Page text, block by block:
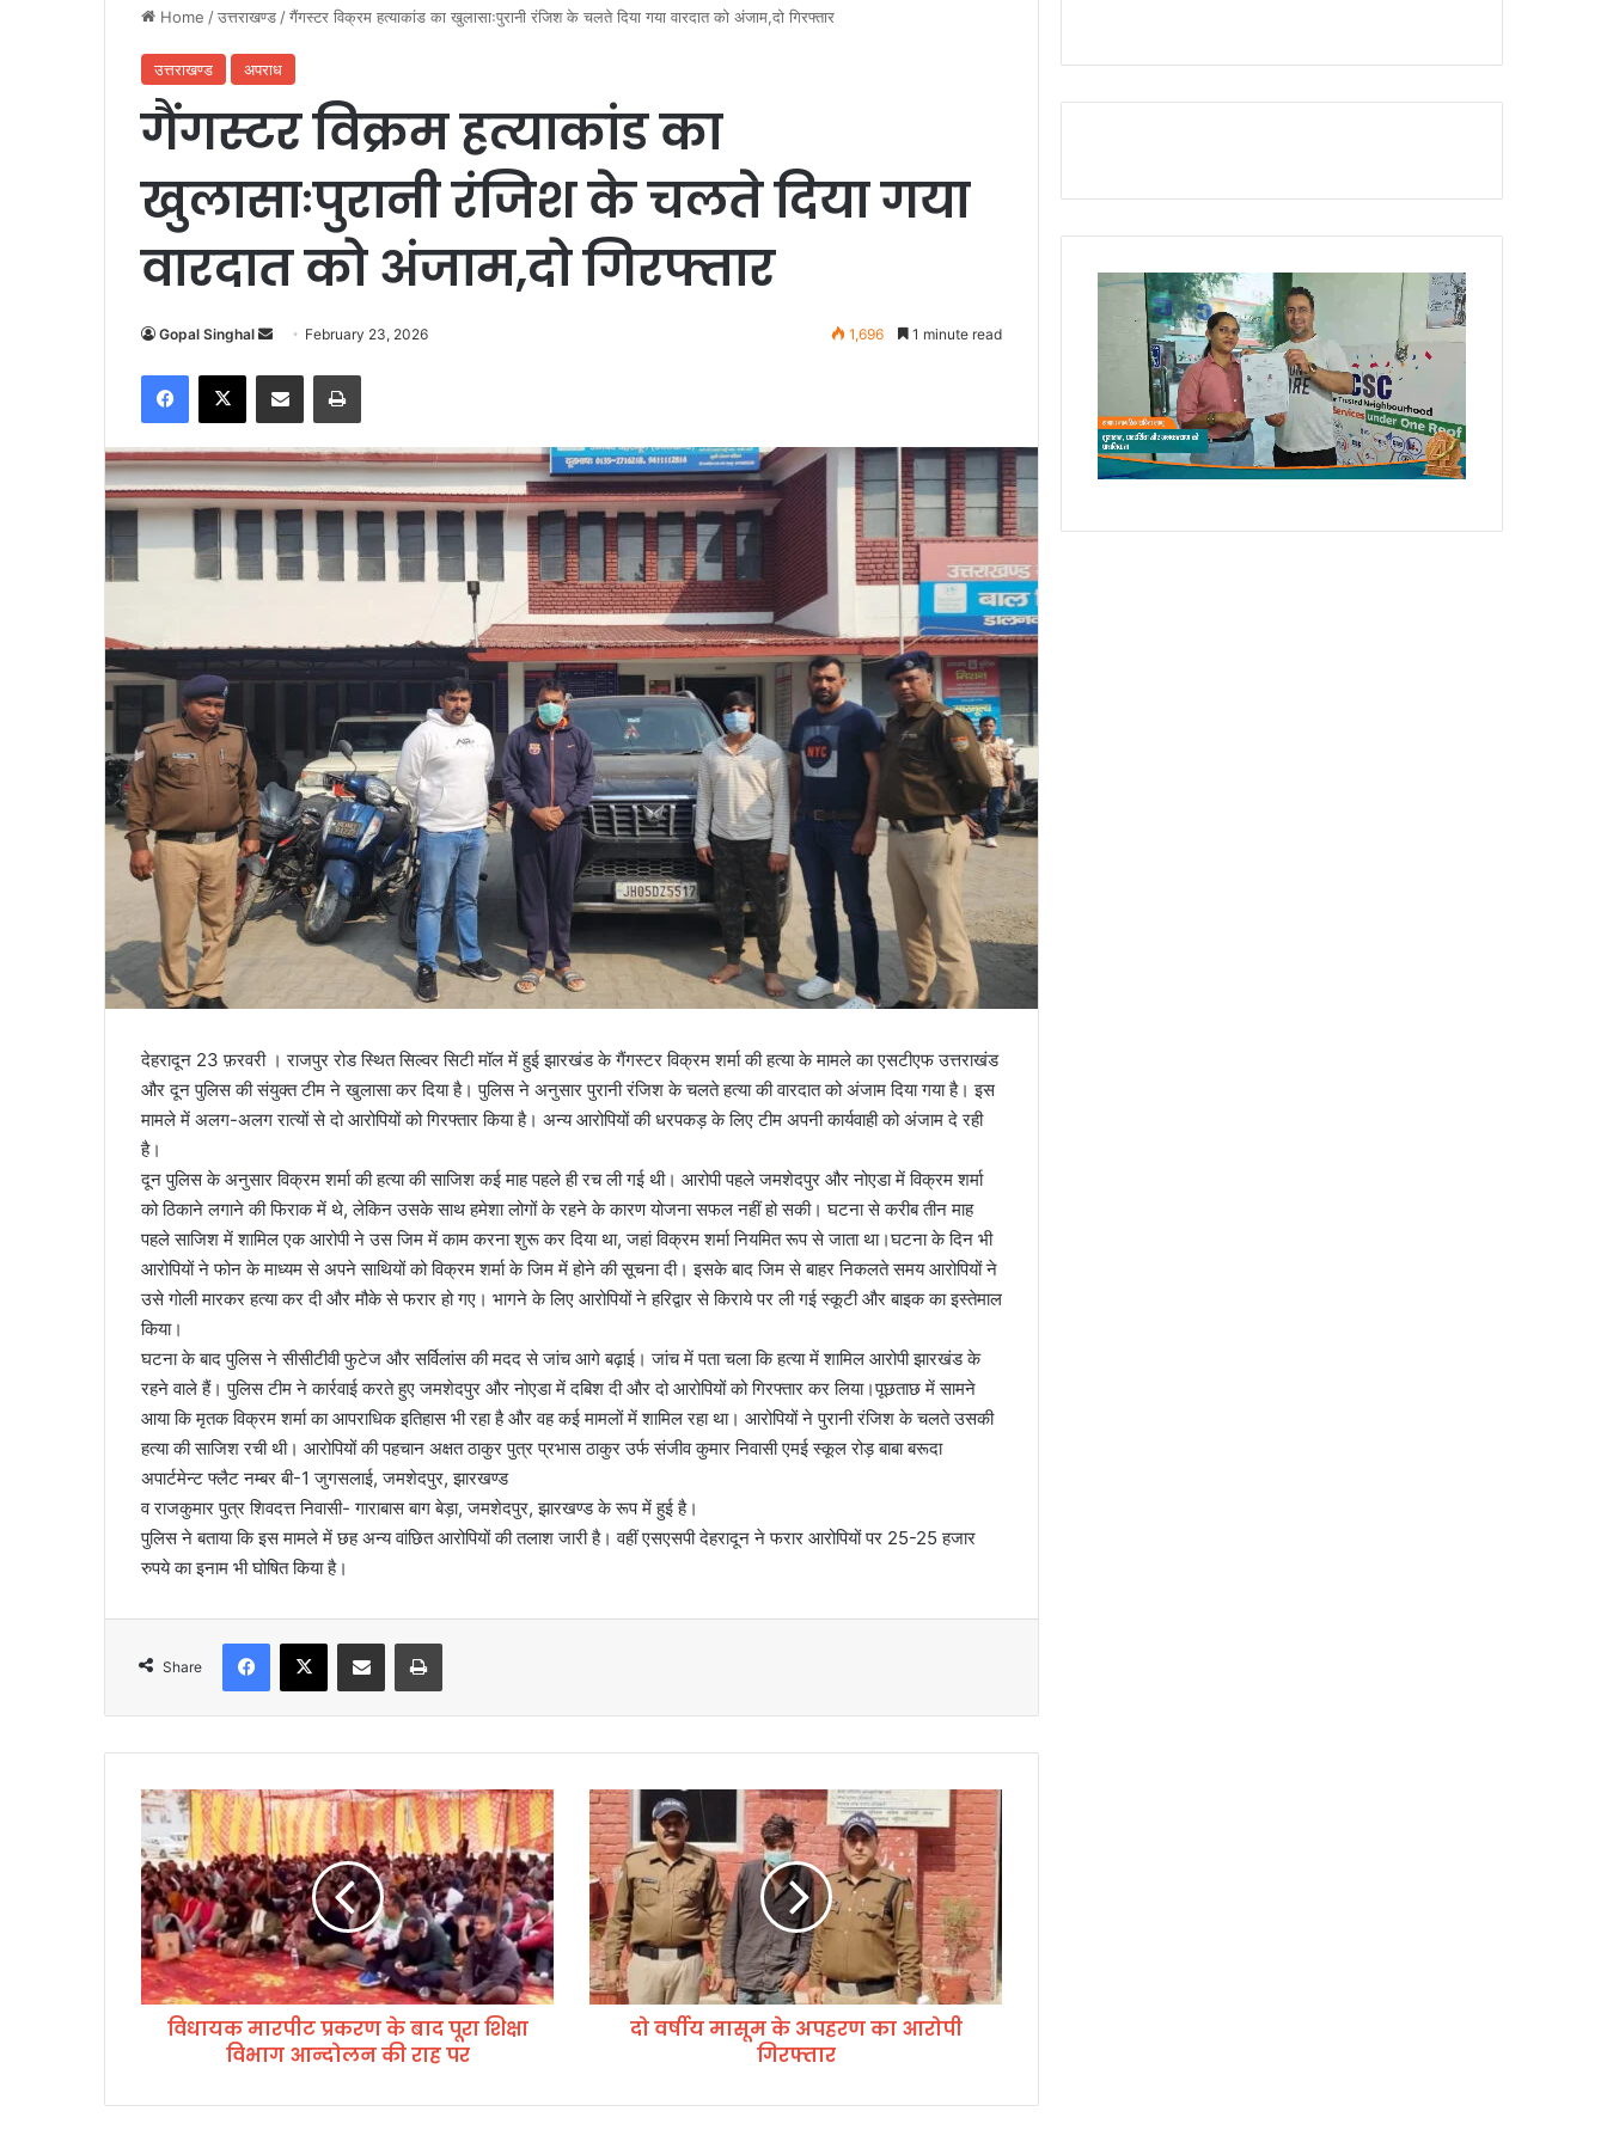
Home /उत्तराखण्ड /गैंगस्टर विक्रम हत्याकांड का खुलासाःपुरानी रंजिश के चलते दिया गया वारदात को अंजाम,दो गिरफ्तार
उत्तराखण्ड अपराध
गैंगस्टर विक्रम हत्याकांड का
खुलासाःपुरानी रंजिश के चलते दिया गया
वारदात को अंजाम,दो गिरफ्तार
Gopal Singhal
n
d
a
n
e
m
a
February 23, 2026 1,696 1 minute read
देहरादून 23 फ़रवरी । राजपुर रोड स्थित सिल्वर सिटी मॉल में हुई झारखंड के गैंगस्टर विक्रम शर्मा की हत्या के मामले का एसटीएफ उत्तराखंड
और दून पुलिस की संयुक्त टीम ने खुलासा कर दिया है। पुलिस ने अनुसार पुरानी रंजिश के चलते हत्या की वारदात को अंजाम दिया गया है। इस
मामले में अलग-अलग रात्यों से दो आरोपियों को गिरफ्तार किया है। अन्य आरोपियों की धरपकड़ के लिए टीम अपनी कार्यवाही को अंजाम दे रही
है।
दून पुलिस के अनुसार विक्रम शर्मा की हत्या की साजिश कई माह पहले ही रच ली गई थी। आरोपी पहले जमशेदपुर और नोएडा में विक्रम शर्मा
को ठिकाने लगाने की फिराक में थे, लेकिन उसके साथ हमेशा लोगों के रहने के कारण योजना सफल नहीं हो सकी। घटना से करीब तीन माह
पहले साजिश में शामिल एक आरोपी ने उस जिम में काम करना शुरू कर दिया था, जहां विक्रम शर्मा नियमित रूप से जाता था।घटना के दिन भी
आरोपियों ने फोन के माध्यम से अपने साथियों को विक्रम शर्मा के जिम में होने की सूचना दी। इसके बाद जिम से बाहर निकलते समय आरोपियों ने
उसे गोली मारकर हत्या कर दी और मौके से फरार हो गए। भागने के लिए आरोपियों ने हरिद्वार से किराये पर ली गई स्कूटी और बाइक का इस्तेमाल
किया।
घटना के बाद पुलिस ने सीसीटीवी फुटेज और सर्विलांस की मदद से जांच आगे बढ़ाई। जांच में पता चला कि हत्या में शामिल आरोपी झारखंड के
रहने वाले हैं। पुलिस टीम ने कार्रवाई करते हुए जमशेदपुर और नोएडा में दबिश दी और दो आरोपियों को गिरफ्तार कर लिया।पूछताछ में सामने
आया कि मृतक विक्रम शर्मा का आपराधिक इतिहास भी रहा है और वह कई मामलों में शामिल रहा था। आरोपियों ने पुरानी रंजिश के चलते उसकी
हत्या की साजिश रची थी। आरोपियों की पहचान अक्षत ठाकुर पुत्र प्रभास ठाकुर उर्फ संजीव कुमार निवासी एमई स्कूल रोड़ बाबा बरूदा
अपार्टमेन्ट फ्लैट नम्बर बी-1 जुगसलाई, जमशेदपुर, झारखण्ड
व राजकुमार पुत्र शिवदत्त निवासी- गाराबास बाग बेड़ा, जमशेदपुर, झारखण्ड के रूप में हुई है।
पुलिस ने बताया कि इस मामले में छह अन्य वांछित आरोपियों की तलाश जारी है। वहीं एसएसपी देहरादून ने फरार आरोपियों पर 25-25 हजार
रुपये का इनाम भी घोषित किया है।
Share
वि
धा
य
क
मा
र
पी
ट
प्र
के
विधायक मारपीट प्रकरण के बाद पूरा शिक्षा
विभाग आन्दोलन की राह पर
दो
व
र्षी
य
सू
म
के
अ
ण
दो वर्षीय मासूम के अपहरण का आरोपी
गिरफ्तार